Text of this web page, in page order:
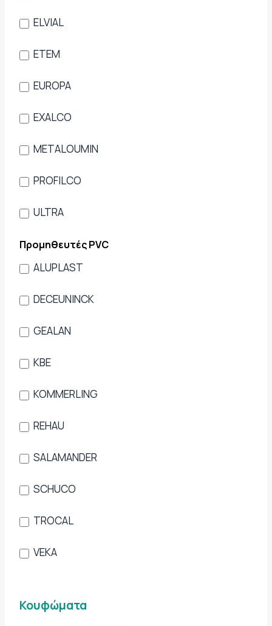
ELVIAL
ETEM
EUROPA
EXALCO
METALOUMIN
PROFILCO
ULTRA
Προμηθευτές PVC
ALUPLAST
DECEUNINCK
GEALAN
KBE
KOMMERLING
REHAU
SALAMANDER
SCHUCO
TROCAL
VEKA
Κουφώματα